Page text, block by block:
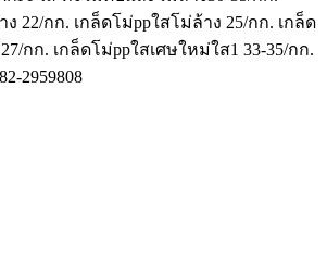
22/กก. เกล็ดโม่ppใสโม่ล้าง 25/กก. เกล็ด
กก. เกล็ดโม่ppใสเศษใหม่ใส1 33-35/กก.
2959808